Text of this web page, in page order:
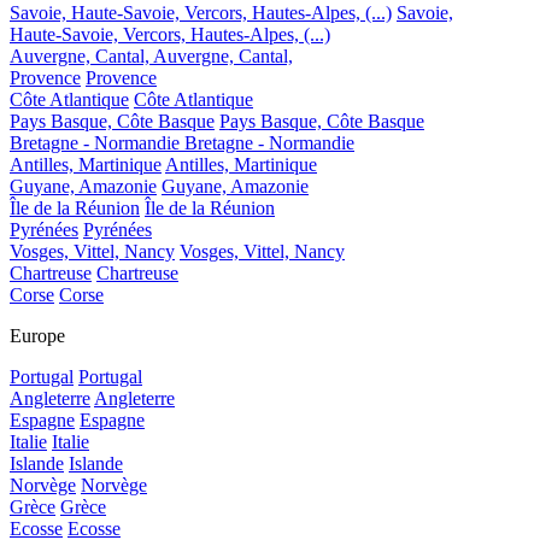
Savoie, Haute-Savoie, Vercors, Hautes-Alpes, (...) Savoie,
Haute-Savoie, Vercors, Hautes-Alpes, (...)
Auvergne, Cantal, Auvergne, Cantal,
Provence Provence
Côte Atlantique Côte Atlantique
Pays Basque, Côte Basque Pays Basque, Côte Basque
Bretagne - Normandie Bretagne - Normandie
Antilles, Martinique Antilles, Martinique
Guyane, Amazonie Guyane, Amazonie
Île de la Réunion Île de la Réunion
Pyrénées Pyrénées
Vosges, Vittel, Nancy Vosges, Vittel, Nancy
Chartreuse Chartreuse
Corse Corse
Europe
Portugal Portugal
Angleterre Angleterre
Espagne Espagne
Italie Italie
Islande Islande
Norvège Norvège
Grèce Grèce
Ecosse Ecosse